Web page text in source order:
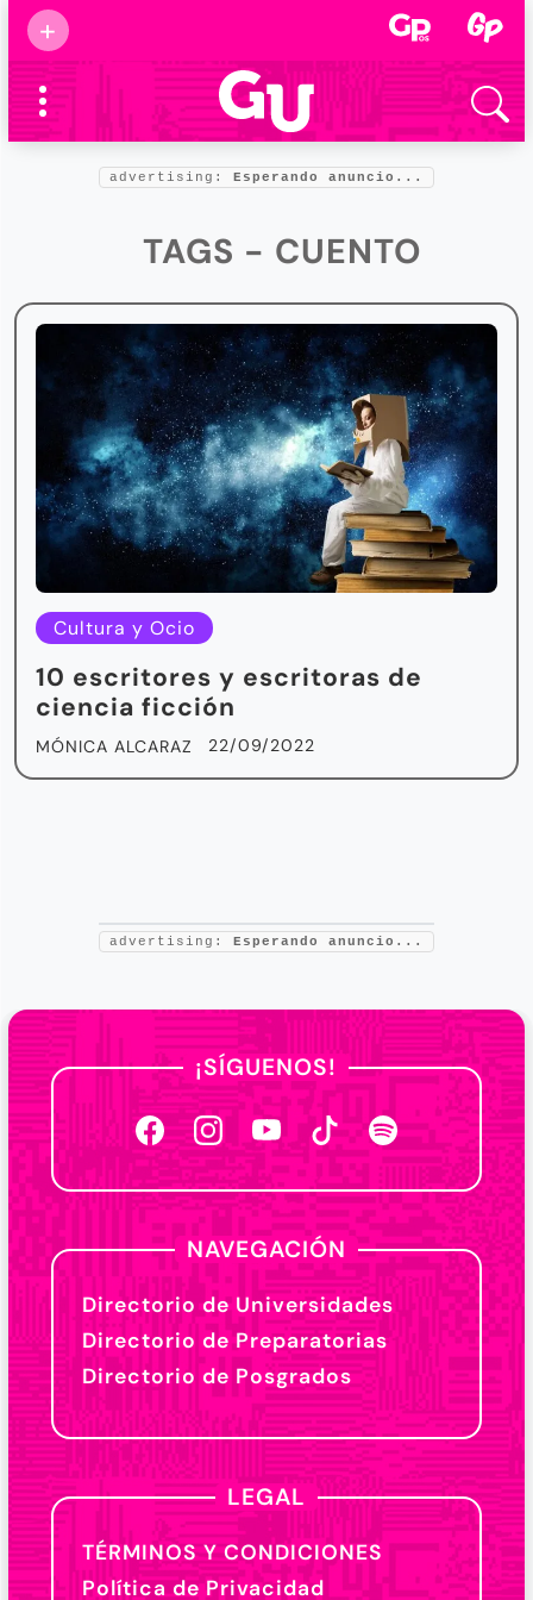
+
Supermamás
2025
Marcas de
confianza
Foro salud
advertising: Esperando anuncio...
TAGS - CUENTO
Cultura y Ocio
10 escritores y escritoras de
ciencia ficción
MÓNICA ALCARAZ 22/09/2022
advertising: Esperando anuncio...
¡SÍGUENOS!
NAVEGACIÓN
Directorio de Universidades
Directorio de Preparatorias
Directorio de Posgrados
LEGAL
TÉRMINOS Y CONDICIONES
Política de Privacidad